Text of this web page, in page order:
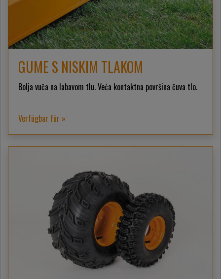
GUME S NISKIM TLAKOM
Bolja vuča na labavom tlu. Veća kontaktna površina čuva tlo.
Verfügbar für »